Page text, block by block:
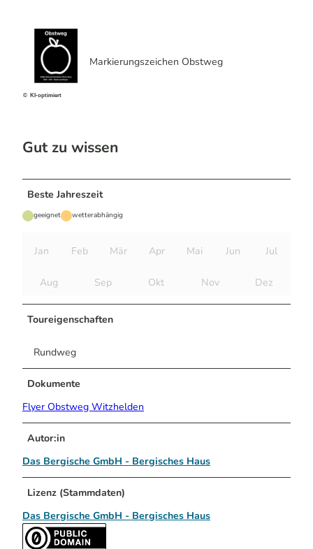
© KI-optimiert
Markierungszeichen Obstweg
Gut zu wissen
Beste Jahreszeit
geeignet wetterabhängig
Jan Feb Mär Apr Mai Jun Jul
Aug Sep Okt Nov Dez
Toureigenschaften
Rundweg
Dokumente
Flyer Obstweg Witzhelden
Autor:in
Das Bergische GmbH - Bergisches Haus
Lizenz (Stammdaten)
Das Bergische GmbH - Bergisches Haus